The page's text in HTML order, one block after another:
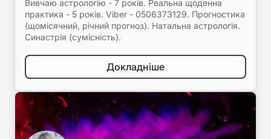
Вивчаю астрологію - 7 років. Реальна щоденна
практика - 5 років. Viber - 0506373129. Прогностика
(щомісячний, річний прогноз). Натальна астрологія.
Синастрія (сумісність).
Докладніше